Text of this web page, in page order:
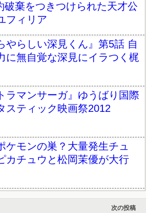
破棄をつきつけられた天才公
フィリア
やらしい深見くん』第5話 自
に無自覚な深見にイラつく梶
ラマンサーガ』ゆうばり国際
スティック映画祭2012
ケモンの巣？大量発生チュ
カチュウと松岡茉優が大行
次の投稿